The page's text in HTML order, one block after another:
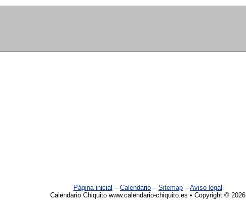
Página inicial – Calendario – Sitemap –Aviso legal
Calendario Chiquito www.calendario-chiquito.es • Copyright © 2026